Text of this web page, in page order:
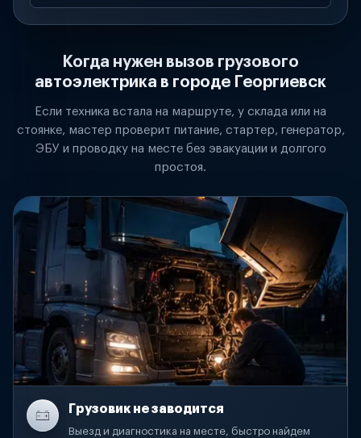
Когда нужен вызов грузового
автоэлектрика в городе Георгиевск
Если техника встала на маршруте, у склада или на
стоянке, мастер проверит питание, стартер, генератор,
ЭБУ и проводку на месте без эвакуации и долгого
простоя.
Грузовик не заводится
Выезд и диагностика на месте, быстро найдем